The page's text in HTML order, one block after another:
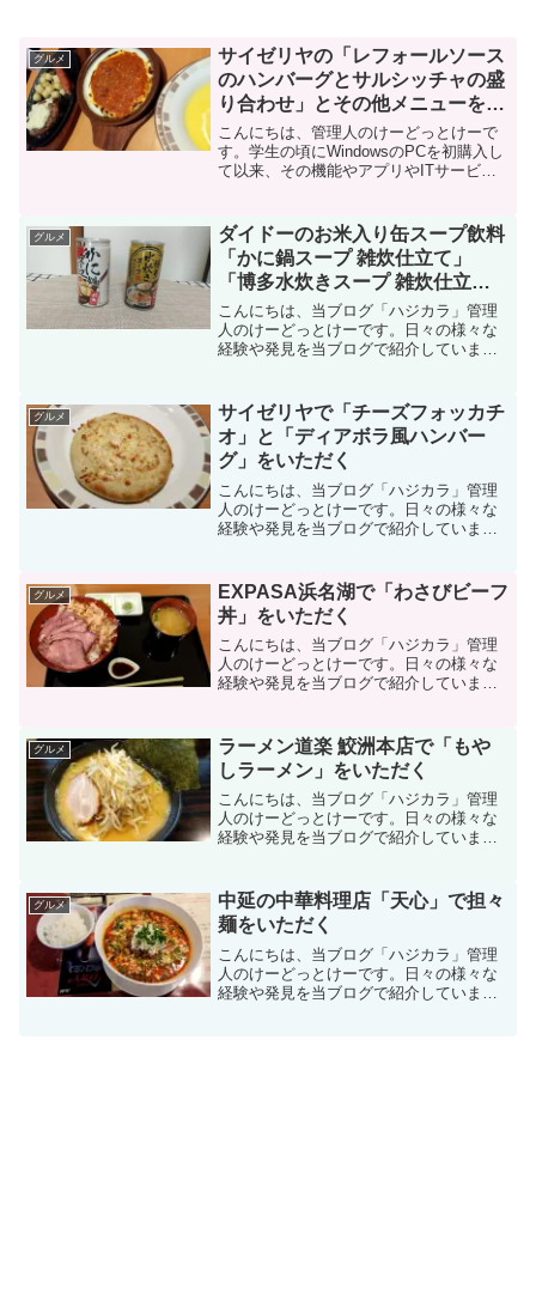
グルメ
サイゼリヤの「レフォールソース
のハンバーグとサルシッチャの盛
り合わせ」とその他メニューをい
ただく
こんにちは、管理人のけーどっとけーで
す。学生の頃にWindowsのPCを初購入し
て以来、その機能やアプリやITサービス
トなど）の新機能や便利なアプリを使っ
てみること...
グルメ
ダイドーのお米入り缶スープ飲料
「かに鍋スープ 雑炊仕立て」
「博多水炊きスープ 雑炊仕立
て」をいただく
こんにちは、当ブログ「ハジカラ」管理
人のけーどっとけーです。日々の様々な
経験や発見を当ブログで紹介していま
す。美味しいものを食べるのも好きなの
で、気になるお店に行ったり...
グルメ
サイゼリヤで「チーズフォッカチ
オ」と「ディアボラ風ハンバー
グ」をいただく
こんにちは、当ブログ「ハジカラ」管理
人のけーどっとけーです。日々の様々な
経験や発見を当ブログで紹介していま
いものを食べるのも好きなので、気にな
るお店に行ったりテイクアウ...
グルメ
EXPASA浜名湖で「わさびビーフ
丼」をいただく
こんにちは、当ブログ「ハジカラ」管理
人のけーどっとけーです。日々の様々な
経験や発見を当ブログで紹介していま
いものを食べるのも好きなので、気にな
るお店に行ったりテイクアウ...
グルメ
ラーメン道楽 鮫洲本店で「もや
しラーメン」をいただく
こんにちは、当ブログ「ハジカラ」管理
人のけーどっとけーです。日々の様々な
経験や発見を当ブログで紹介していま
いものを食べるのも好きなので、気にな
るお店に行ったりテイクアウ...
グルメ
中延の中華料理店「天心」で担々
麺をいただく
こんにちは、当ブログ「ハジカラ」管理
人のけーどっとけーです。日々の様々な
経験や発見を当ブログで紹介していま